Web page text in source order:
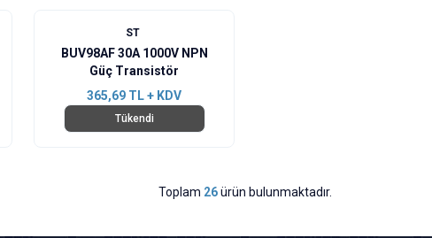
ST
BUV98AF 30A 1000V NPN
Güç Transistör
365,69 TL + KDV
Tükendi
Toplam 26ürün bulunmaktadır.